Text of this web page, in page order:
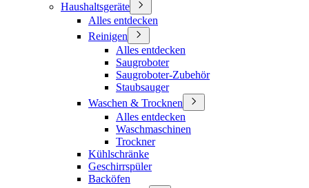
Haushaltsgeräte
Alles entdecken
Reinigen
Alles entdecken
Saugroboter
Saugroboter-Zubehör
Staubsauger
Waschen & Trocknen
Alles entdecken
Waschmaschinen
Trockner
Kühlschränke
Geschirrspüler
Backöfen